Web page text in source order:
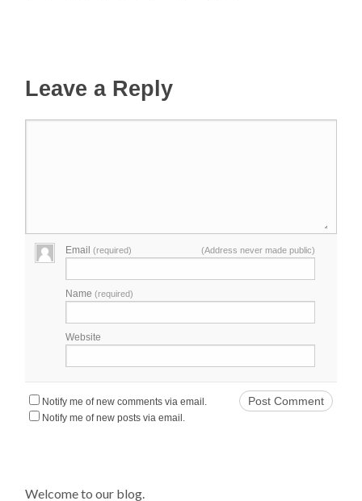
Leave a Reply
Email(required) (Address never made public)
Name(required)
Website
Notify me of new comments via email.
Notify me of new posts via email.
Welcome to our blog.